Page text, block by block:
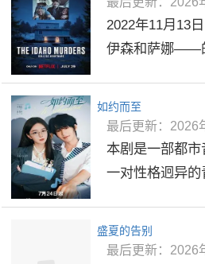
2022年11月13
伊森和萨娜——
如约而至
最后更新：2026
本剧是一部都
一对性格迥异
盛夏的告别
最后更新：2026